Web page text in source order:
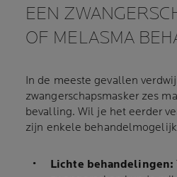
EEN
OF MELASMA
In de meeste gevallen
zwangerschapsmasker zes
bevalling. Wil je het eerder
zijn enkele
Lichte behandelingen: